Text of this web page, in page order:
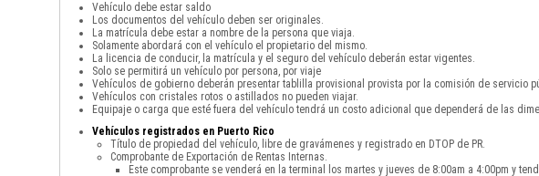
Vehículo debe estar saldo
Los documentos del vehículo deben ser originales.
La matrícula debe estar a nombre de la persona que viaja.
Solamente abordará con el vehículo el propietario del mismo.
La licencia de conducir, la matrícula y el seguro del vehículo deberán estar vigentes.
Solo se permitirá un vehículo por persona, por viaje
Vehículos de gobierno deberán presentar tablilla provisional provista por la comisión de servicio
Vehículos con cristales rotos o astillados no pueden viajar.
Equipaje o carga que esté fuera del vehículo tendrá un costo adicional que dependerá de las
Vehículos registrados en Puerto Rico
Título de propiedad del vehículo, libre de gravámenes y registrado en DTOP de PR.
Comprobante de Exportación de Rentas Internas.
Este comprobante se venderá en la terminal los martes y jueves de 8:00am a 4:00pm y